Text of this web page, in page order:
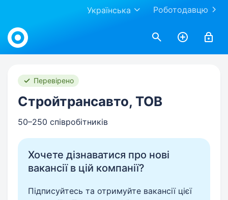
Роботодавцю
Українська
Work.ua
Перевірено
Стройтрансавто, ТОВ
50–250 співробітників
Хочете дізнаватися про нові
вакансії в цій компанії?
Підписуйтесь та отримуйте вакансії цієї